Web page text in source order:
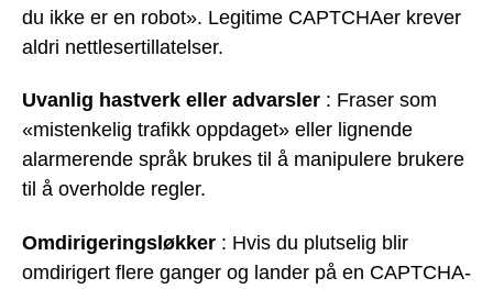
du ikke er en robot». Legitime CAPTCHAer krever
aldri nettlesertillatelser.
Uvanlig hastverk eller advarsler : Fraser som
«mistenkelig trafikk oppdaget» eller lignende
alarmerende språk brukes til å manipulere brukere
til å overholde regler.
Omdirigeringsløkker : Hvis du plutselig blir
omdirigert flere ganger og lander på en CAPTCHA-